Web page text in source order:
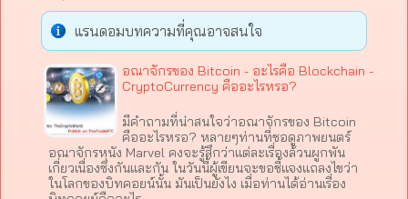
แรนดอมบทความที่คุณอาจสนใจ
อณาจักรของ Bitcoin - อะไรคือ Blockchain -
CryptoCurrency คืออะไรหรอ?
มีคำถามที่น่าสนใจว่าอณาจักรของ Bitcoin
คืออะไรหรอ? หลายๆท่านที่ชอดูภาพยนตร์
อณาจักรหนัง Marvel คงจะรู้สึกว่าแต่ละเรื่องล้วนผูกพัน
เกี่ยวเนื่องซึ่งกันและกัน ในวันนี้ผู้เขียนจะขอชี้แจงแถลงไขว่า
ในโลกของบิทคอยน์นั้น มันเป็นยังไง เมื่อท่านได้อ่านเรื่อง